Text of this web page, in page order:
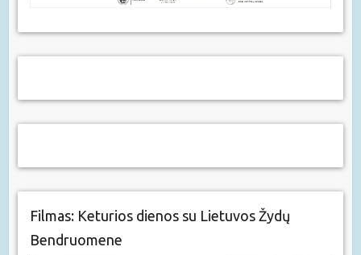
Filmas: Keturios dienos su Lietuvos Žydų
Bendruomene